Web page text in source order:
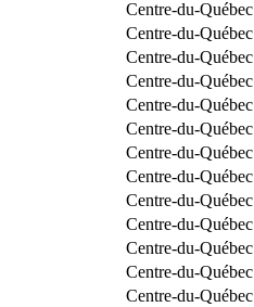
Centre-du-Québec
Centre-du-Québec
Centre-du-Québec
Centre-du-Québec
Centre-du-Québec
Centre-du-Québec
Centre-du-Québec
Centre-du-Québec
Centre-du-Québec
Centre-du-Québec
Centre-du-Québec
Centre-du-Québec
Centre-du-Québec